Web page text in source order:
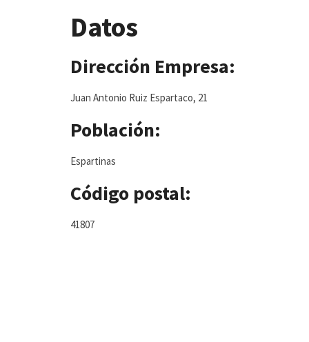
Datos
Dirección Empresa:
Juan Antonio Ruiz Espartaco, 21
Población:
Espartinas
Código postal:
41807